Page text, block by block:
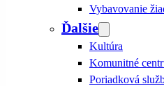
Vybavovanie
Ďalšie
Kultúra
Komunitné
Poriadková